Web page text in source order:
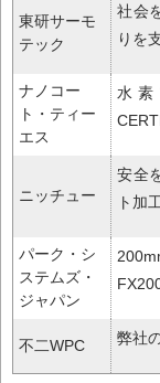
東研サーモ
テック
社会
りを
ナノコー
ト・ティー
エス
水
ニッチュー
安全
ト加
パーク・シ
ステムズ・
ジャパン
FX200
不二WPC 弊社